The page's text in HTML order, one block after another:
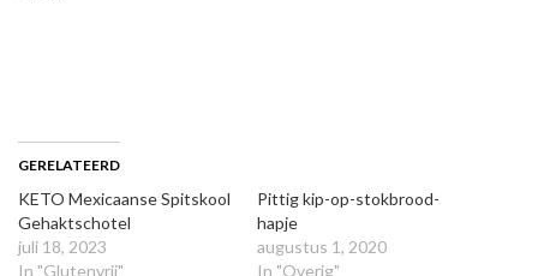
GERELATEERD
KETO Mexicaanse Spitskool
Gehaktschotel
juli 18, 2023
In "Glutenvrij"
Pittig kip-op-stokbrood-
hapje
augustus 1, 2020
In "Overig"